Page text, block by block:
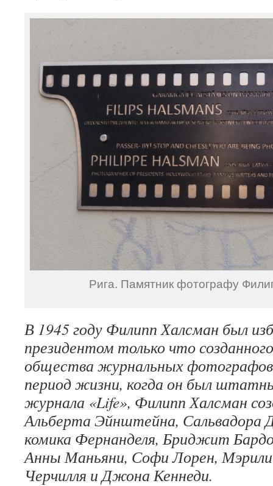
Рига. Памятник фотографу
В 1945 году Филипп Халсман был
президентом только что
общества журнальных
период жизни, когда он был
журнала «Life», Филипп Халсман
Альберта Эйнштейна, Сальвадора
комика Фернанделя, Бриджит
Анны Маньяни, Софи Лорен,
Черчилля и Джона Кеннеди.